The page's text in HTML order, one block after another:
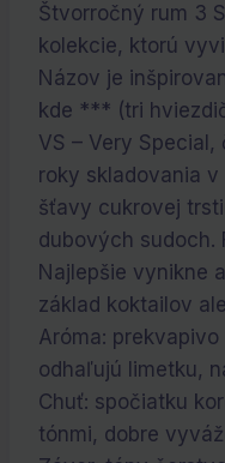
bola:
€36.90.
je:
Štvorročný rum 3
kolekcie, ktorú
Názov je
kde *** (tri
VS – Very
roky skladovania
šťavy cukrovej
dubových sudoch.
Najlepšie vynikne
základ koktailov
Aróma:
odhaľujú limetku,
Chuť: spočiatku
tónmi, dobre